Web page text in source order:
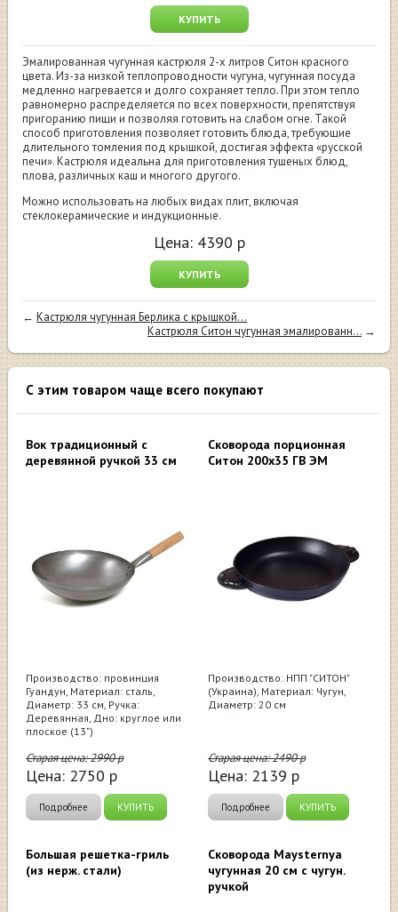
КУПИТЬ
Эмалированная чугунная кастрюля 2-х литров Ситон красного
цвета. Из-за низкой теплопроводности чугуна, чугунная посуда
медленно нагревается и долго сохраняет тепло. При этом тепло
равномерно распределяется по всех поверхности, препятствуя
пригоранию пищи и позволяя готовить на слабом огне. Такой
способ приготовления позволяет готовить блюда, требующие
длительного томления под крышкой, достигая эффекта «русской
печи». Кастрюля идеальна для приготовления тушеных блюд,
плова, различных каш и многого другого.
Можно использовать на любых видах плит, включая
стеклокерамические и индукционные.
Цена: 4390 р
КУПИТЬ
←Кастрюля чугунная Берлика с крышкой...
Кастрюля Ситон чугунная эмалированн...→
С этим товаром чаще всего покупают
Вок традиционный с
деревянной ручкой 33 см
Производство: провинция
Гуандун, Материал: сталь,
Диаметр: 33 см, Ручка:
Деревянная, Дно: круглое или
плоское (13")
Старая цена:2990р
Цена: 2750 р
Подробнее КУПИТЬ
Сковорода порционная
Ситон 200x35 ГВ ЭМ
Производство: НПП "СИТОН"
(Украина), Материал: Чугун,
Диаметр: 20 см
Старая цена:2490р
Цена: 2139 р
Подробнее КУПИТЬ
Большая решетка-гриль
(из нерж. стали)
Сковорода Maysternya
чугунная 20 см с чугун.
ручкой